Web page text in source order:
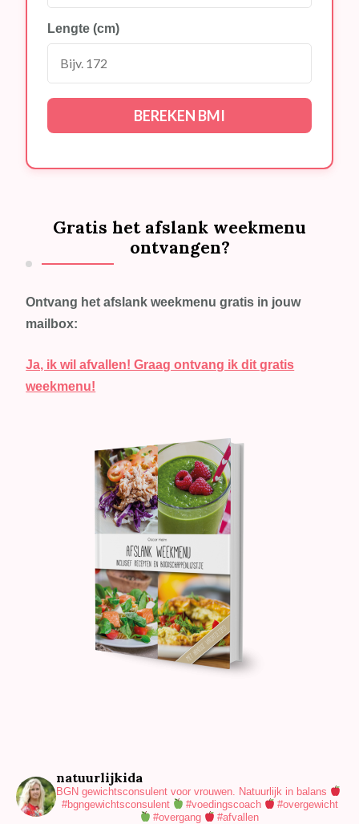
Lengte (cm)
BEREKEN BMI
Gratis het afslank weekmenu
ontvangen?
Ontvang het afslank weekmenu gratis in jouw
mailbox:
Ja, ik wil afvallen! Graag ontvang ik dit gratis
weekmenu!
natuurlijkida
BGN gewichtsconsulent voor vrouwen. Natuurlijk in balans
#bgngewichtsconsulent
#voedingscoach
#overgewicht
#overgang
#afvallen